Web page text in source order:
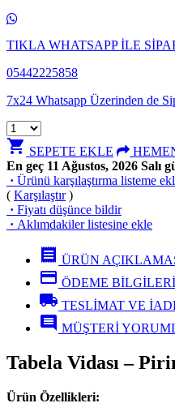
TIKLA WHATSAPP İLE
05442225858
7x24 Whatsapp Üzerinden de
shopping_cart SEPETE EKLE
En geç 11 Ağustos, 2026 Salı
· Ürünü karşılaştırma listeme
( Karşılaştır)
· Fiyatı düşünce bildir
· Aklımdakiler listesine ekle
receipt ÜRÜN
credit_card ÖDEME BİLGİLERİ
local_shipping TESLİMAT VE
comment MÜŞTERİ
Tabela Vidası –
Ürün Özellikleri: